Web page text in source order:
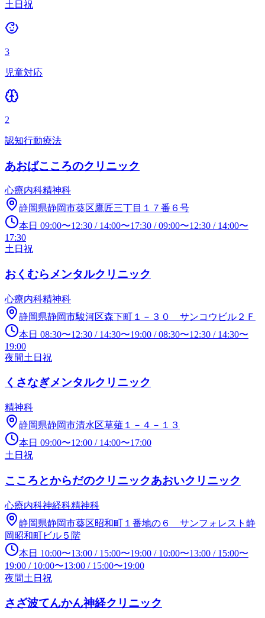
土日祝
3
児童対応
2
認知行動療法
あおばこころのクリニック
心療内科精神科
静岡県静岡市葵区鷹匠三丁目１７番６号
本日 09:00〜12:30 / 14:00〜17:30 /09:00〜12:30 / 14:00〜
17:30
土日祝
おくむらメンタルクリニック
心療内科精神科
静岡県静岡市駿河区森下町１－３０ サンコウビル２Ｆ
本日 08:30〜12:30 / 14:30〜19:00 /08:30〜12:30 / 14:30〜
19:00
夜間土日祝
くさなぎメンタルクリニック
精神科
静岡県静岡市清水区草薙１－４－１３
本日 09:00〜12:00 / 14:00〜17:00
土日祝
こころとからだのクリニックあおいクリニック
心療内科神経科精神科
静岡県静岡市葵区昭和町１番地の６ サンフォレスト静
岡昭和町ビル５階
本日 10:00〜13:00 / 15:00〜19:00 / 10:00〜13:00 / 15:00〜
19:00 / 10:00〜13:00 / 15:00〜19:00
夜間土日祝
さざ波てんかん神経クリニック